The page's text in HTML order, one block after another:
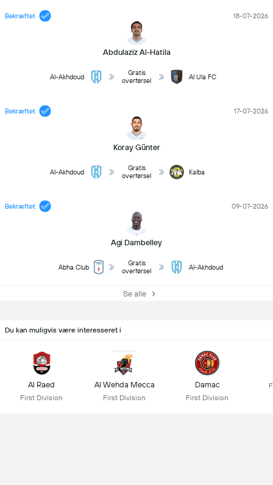
Bekræftet
Abdulaziz Al-Hatila
18-07-2026
Al-Akhdoud
Gratis
overførsel
Al Ula FC
Bekræftet
Koray Günter
17-07-2026
Al-Akhdoud
Gratis
overførsel
Kalba
Bekræftet
Agi Dambelley
09-07-2026
Abha Club
Gratis
overførsel
Al-Akhdoud
Se alle
Du kan muligvis være interesseret i
Al Raed
First Division
Al Wehda Mecca
First Division
Damac
First Division